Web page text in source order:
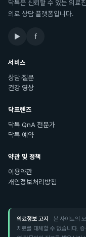
닥톡은 신뢰할 수 있는 의료
의료 상담 플랫폼입니다.
▶ f
서비스
상담·질문
건강 영상
닥프렌즈
닥톡 QnA 전문가
닥톡 예약
약관 및 정책
이용약관
개인정보처리방침
의료정보 고지 · 본 사이트의
치료를 대체할 수 없습니다.